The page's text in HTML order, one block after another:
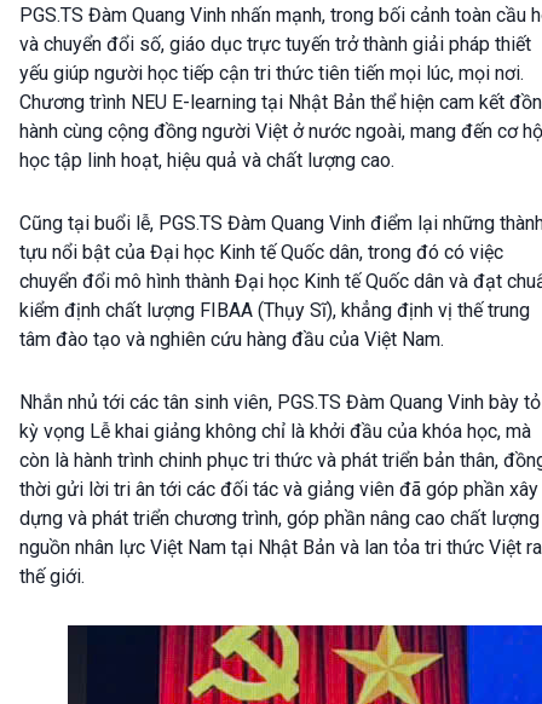
PGS.TS Đàm Quang Vinh nhấn mạnh, trong bối cảnh toàn cầu
và chuyển đổi số, giáo dục trực tuyến trở thành giải pháp thiết
yếu giúp người học tiếp cận tri thức tiên tiến mọi lúc, mọi nơi.
Chương trình NEU E-learning tại Nhật Bản thể hiện cam kết
hành cùng cộng đồng người Việt ở nước ngoài, mang đến cơ
học tập linh hoạt, hiệu quả và chất lượng cao.
Cũng tại buổi lễ, PGS.TS Đàm Quang Vinh điểm lại những
tựu nổi bật của Đại học Kinh tế Quốc dân, trong đó có việc
chuyển đổi mô hình thành Đại học Kinh tế Quốc dân và đạt
kiểm định chất lượng FIBAA (Thụy Sĩ), khẳng định vị thế trung
tâm đào tạo và nghiên cứu hàng đầu của Việt Nam.
Nhắn nhủ tới các tân sinh viên, PGS.TS Đàm Quang Vinh bày tỏ
kỳ vọng Lễ khai giảng không chỉ là khởi đầu của khóa học, mà
còn là hành trình chinh phục tri thức và phát triển bản thân,
thời gửi lời tri ân tới các đối tác và giảng viên đã góp phần xây
dựng và phát triển chương trình, góp phần nâng cao chất lượng
nguồn nhân lực Việt Nam tại Nhật Bản và lan tỏa tri thức Việt ra
thế giới.